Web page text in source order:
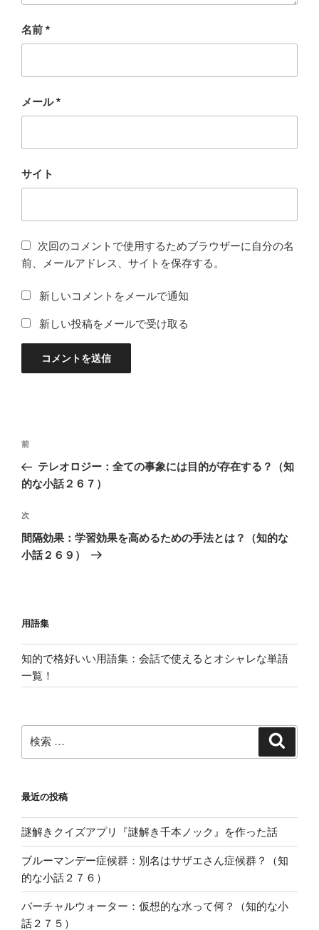
名前 *
メール*
サイト
次回のコメントで使用するためブラウザーに自分の名
前、メールアドレス、サイトを保存する。
新しいコメントをメールで通知
新しい投稿をメールで受け取る
投
ナ
ゲ
ー
シ
過
去
の
稿
前
テレオロジー：全ての事象には目的が存在する？（知
的な小話２６７）
次
の
投
次
間隔効果：学習効果を高めるための手法とは？（知的な
小話２６９）
用語集
知的で格好いい用語集：会話で使えるとオシャレな単語
一覧！
索:
最近の投稿
謎解きクイズアプリ『謎解き千本ノック』を作った話
ブルーマンデー症候群：別名はサザエさん症候群？（知
的な小話２７６）
バーチャルウォーター：仮想的な水って何？（知的な小
話２７５）